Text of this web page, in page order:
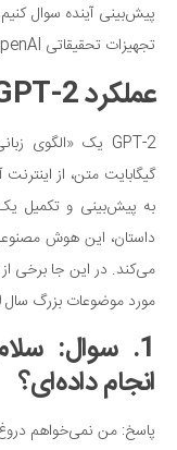
معماری
علمی
فناوری‌ها
نجوم و هوا فضا
زمین و محیط
خودرو
سرگرمی
دانستنی‌ها
بازی
طنز
فال
مسابقه
تجهیزات تحقیقاتی OpenAI ساخته شده است.
عملکرد GPT-2 و پیش‌بینی آینده
گیگابایت متن، از
به پیش‌بینی و تکمیل
داستان، این هوش
مورد موضوعات بزرگ سال 2020 را خواهید خواند.
انجام داده‌ای؟
پاسخ: من نمی‌خواهم